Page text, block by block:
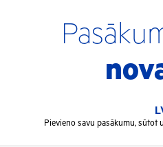
Pievieno savu pasākumu, sūtot